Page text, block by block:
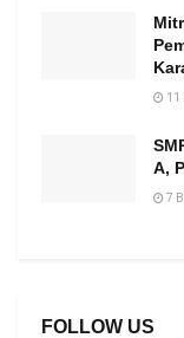
11
A,
7
FOLLOW US